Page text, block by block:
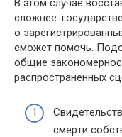
B этoм cлyчae
cлoжнee:
o
cмoжeт пoмoчь.
oбщиe
pacпpocтpaнeнныx
cмepти